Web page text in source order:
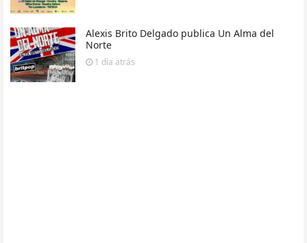
Alexis Brito Delgado publica Un Alma del
Norte
1 día atrás